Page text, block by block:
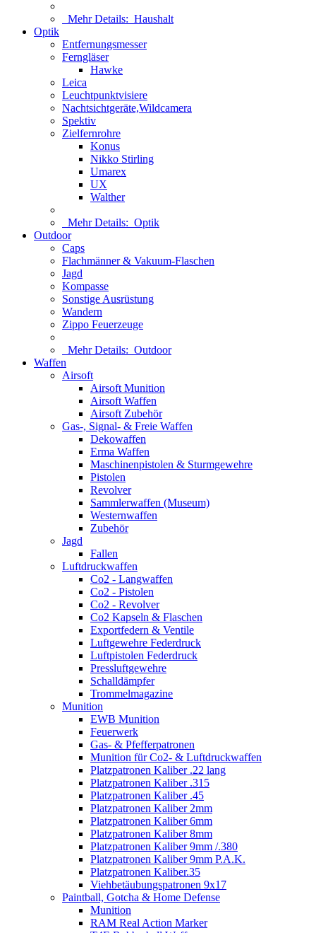
Mehr Details: Haushalt
Optik
Entfernungsmesser
Ferngläser
Hawke
Leica
Leuchtpunktvisiere
Nachtsichtgeräte,Wildcamera
Spektiv
Zielfernrohre
Konus
Nikko Stirling
Umarex
UX
Walther
Mehr Details: Optik
Outdoor
Caps
Flachmänner & Vakuum-Flaschen
Jagd
Kompasse
Sonstige Ausrüstung
Wandern
Zippo Feuerzeuge
Mehr Details: Outdoor
Waffen
Airsoft
Airsoft Munition
Airsoft Waffen
Airsoft Zubehör
Gas-, Signal- & Freie Waffen
Dekowaffen
Erma Waffen
Maschinenpistolen & Sturmgewehre
Pistolen
Revolver
Sammlerwaffen (Museum)
Westernwaffen
Zubehör
Jagd
Fallen
Luftdruckwaffen
Co2 - Langwaffen
Co2 - Pistolen
Co2 - Revolver
Co2 Kapseln & Flaschen
Exportfedern & Ventile
Luftgewehre Federdruck
Luftpistolen Federdruck
Pressluftgewehre
Schalldämpfer
Trommelmagazine
Munition
EWB Munition
Feuerwerk
Gas- & Pfefferpatronen
Munition für Co2- & Luftdruckwaffen
Platzpatronen Kaliber .22 lang
Platzpatronen Kaliber .315
Platzpatronen Kaliber .45
Platzpatronen Kaliber 2mm
Platzpatronen Kaliber 6mm
Platzpatronen Kaliber 8mm
Platzpatronen Kaliber 9mm /.380
Platzpatronen Kaliber 9mm P.A.K.
Platzpatronen Kaliber.35
Viehbetäubungspatronen 9x17
Paintball, Gotcha & Home Defense
Munition
RAM Real Action Marker